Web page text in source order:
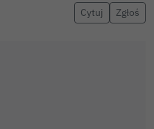
Cytuj Zgłoś